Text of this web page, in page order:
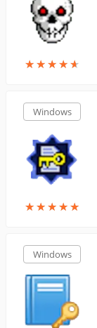
★★★★★
★★★★★
Windows
★★★★★
★★★★★
Windows